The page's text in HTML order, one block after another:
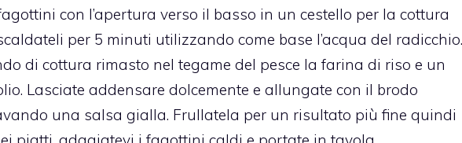
con l’apertura verso il basso in un cestello per la cottura
per 5 minuti utilizzando come base l’acqua del radicchio.
di cottura rimasto nel tegame del pesce la farina di riso e un
Lasciate addensare dolcemente e allungate con il brodo
una salsa gialla. Frullatela per un risultato più fine quindi